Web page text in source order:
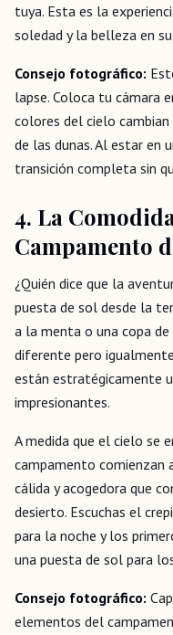
tuya. Esta es la
soledad y la belleza en
Consejo fotográfico:
lapse. Coloca tu cámara
colores del cielo
de las dunas. Al estar en
transición completa sin
4. La
Campamento
¿Quién dice que la
puesta de sol desde la
a la menta o una copa
diferente pero
están estratégicamente
impresionantes.
A medida que el cielo se
campamento comienzan
cálida y acogedora que
desierto. Escuchas el
para la noche y los
una puesta de sol para
Consejo fotográfico:
elementos del